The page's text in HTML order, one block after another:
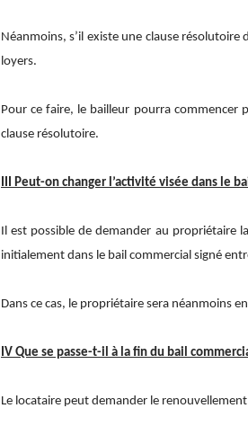
Néanmoins, s’il existe une clause
loyers.
Pour ce faire, le bailleur pourra
clause résolutoire.
III Peut-on changer l’activité visée dans le
Il est possible de demander au propriétaire
initialement dans le bail commercial signé
Dans ce cas, le propriétaire sera néanmoins
IV Que se passe-t-il à la fin du bail
Le locataire peut demander le